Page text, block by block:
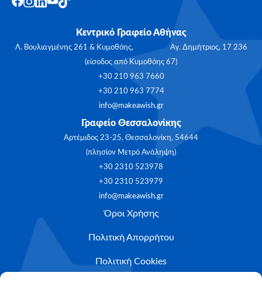
Κεντρικό Γραφείο Αθήνας
Λ. Βουλιαγμένης 261 & Κυμοθόης, Αγ. Δημήτριος, 17 236
(είσοδος από Κυμοθόης 67)
+30 210 963 7660
+30 210 963 7774
info@makeawish.gr
Γραφείο Θεσσαλονίκης
Αρτέμιδος 23-25, Θεσσαλονίκη, 54644
(πλησίον Μετρό Ανάληψη)
+30 2310 523978
+30 2310 523979
info@makeawish.gr
Όροι Χρήσης
Πολιτική Απορρήτου
Πολιτική Cookies